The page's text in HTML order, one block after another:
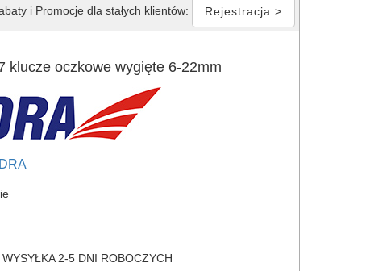
i Promocje dla stałych klientów: Rejestracja >
klucze oczkowe wygięte 6-22mm
WYSYŁKA 2-5 DNI ROBOCZYCH